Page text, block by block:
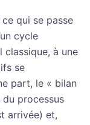
qui se passe
cycle
à une
se
part, le « bilan
du processus
arrivée) et,